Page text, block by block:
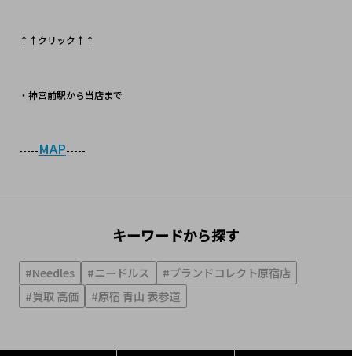
↑↑クリック↑↑
・神宮前駅から当店まで
-----MAP-----
キーワードから探す
#Needles #ニードルス
#ブランドコレクト原宿店
#買取 高価
#原宿 青山 表参道